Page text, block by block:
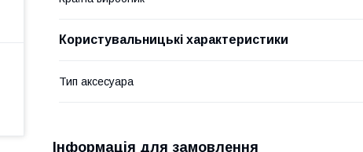
Користувальницькі характеристики
Тип аксесуара
Інформація для замовлення